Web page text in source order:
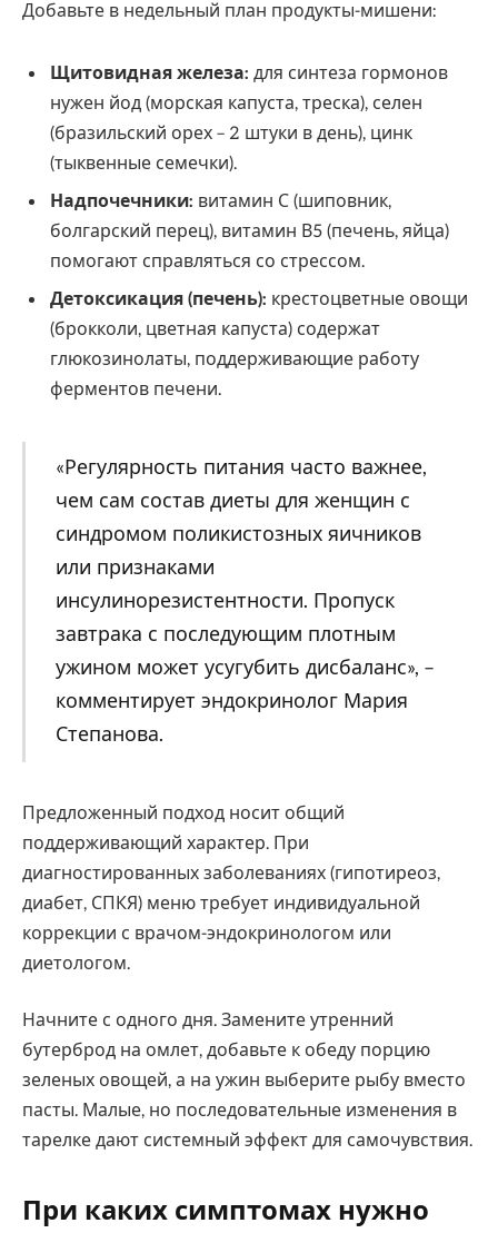
Добавьте в недельный план продукты-мишени:
Щитовидная железа: для синтеза гормонов
нужен йод (морская капуста, треска), селен
(бразильский орех – 2 штуки в день), цинк
(тыквенные семечки).
Надпочечники: витамин С (шиповник,
болгарский перец), витамин В5 (печень, яйца)
помогают справляться со стрессом.
Детоксикация (печень): крестоцветные овощи
(брокколи, цветная капуста) содержат
глюкозинолаты, поддерживающие работу
ферментов печени.
«Регулярность питания часто важнее,
чем сам состав диеты для женщин с
синдромом поликистозных яичников
или признаками
инсулинорезистентности. Пропуск
завтрака с последующим плотным
ужином может усугубить дисбаланс», –
комментирует эндокринолог Мария
Степанова.
Предложенный подход носит общий
поддерживающий характер. При
диагностированных заболеваниях (гипотиреоз,
диабет, СПКЯ) меню требует индивидуальной
коррекции с врачом-эндокринологом или
диетологом.
Начните с одного дня. Замените утренний
бутерброд на омлет, добавьте к обеду порцию
зеленых овощей, а на ужин выберите рыбу вместо
пасты. Малые, но последовательные изменения в
тарелке дают системный эффект для самочувствия.
При каких симптомах нужно